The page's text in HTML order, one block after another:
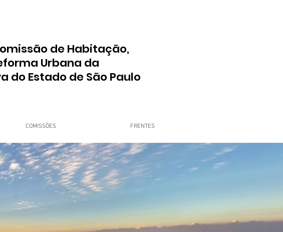
de Habitação,
Urbana da
do Estado de São Paulo
COMISSÕES FRENTES